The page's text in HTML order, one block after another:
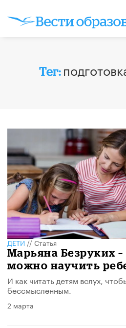
Тег:
ДЕТИ//Статья
Марьяна Безруких
можно научить
И как читать детям вслух,
бессмысленным.
2 марта